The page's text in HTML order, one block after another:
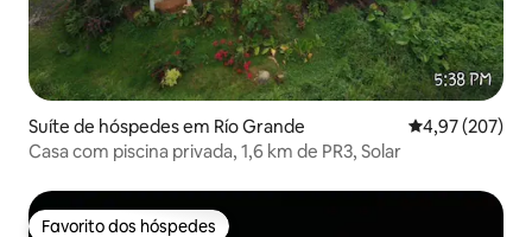
Suíte de hóspedes em Río Grande Classificação
4,97 (207)
Casa com piscina privada, 1,6 km de PR3, Solar
Favorito dos hóspedes